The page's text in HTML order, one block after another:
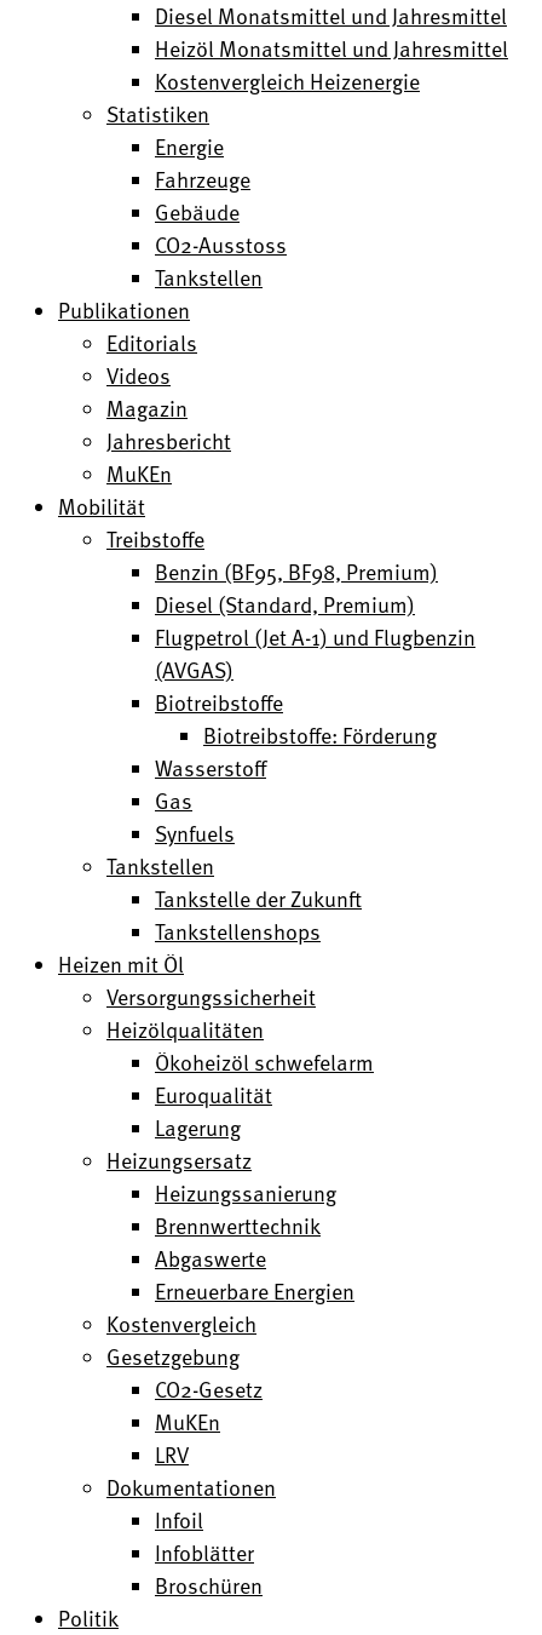
Diesel Monatsmittel und Jahresmittel
Heizöl Monatsmittel und Jahresmittel
Kostenvergleich Heizenergie
Statistiken
Energie
Fahrzeuge
Gebäude
CO2-Ausstoss
Tankstellen
Publikationen
Editorials
Videos
Magazin
Jahresbericht
MuKEn
Mobilität
Treibstoffe
Benzin (BF95, BF98, Premium)
Diesel (Standard, Premium)
Flugpetrol (Jet A-1) und Flugbenzin
(AVGAS)
Biotreibstoffe
Biotreibstoffe: Förderung
Wasserstoff
Gas
Synfuels
Tankstellen
Tankstelle der Zukunft
Tankstellenshops
Heizen mit Öl
Versorgungssicherheit
Heizölqualitäten
Ökoheizöl schwefelarm
Euroqualität
Lagerung
Heizungsersatz
Heizungssanierung
Brennwerttechnik
Abgaswerte
Erneuerbare Energien
Kostenvergleich
Gesetzgebung
CO2-Gesetz
MuKEn
LRV
Dokumentationen
Infoil
Infoblätter
Broschüren
Politik